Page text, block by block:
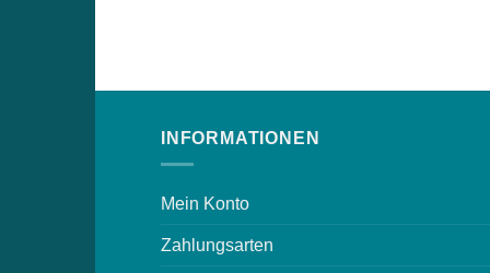
INFORMATIONEN
Mein Konto
Zahlungsarten